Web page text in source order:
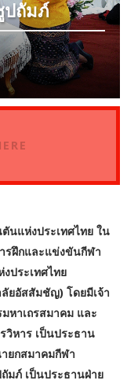
ปถัมภ์
นแห่งประเทศไทย ใน
รฝึกและแข่งขันกีฬา
ประเทศไทย
ยอัสสัมชัญ) โดยมีเจ้า
หาเถรสมาคม และ
วิหาร เป็นประธาน
ยกสมาคมกีฬา
มภ์ เป็นประธานฝ่าย